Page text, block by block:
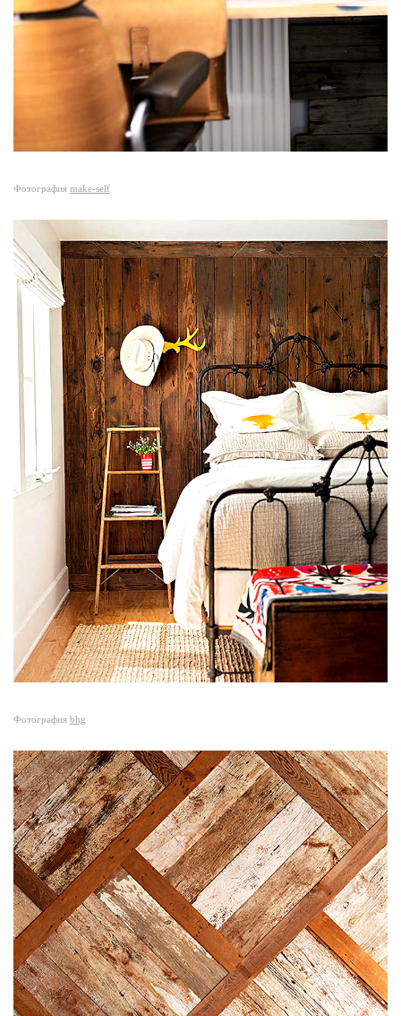
Фотография make-self
Фотография bhg